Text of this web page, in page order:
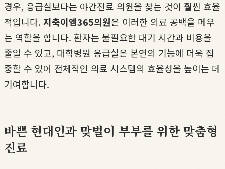
경우, 응급실보다는 야간진료 의원을 찾는 것이 훨씬 효율
적입니다. 지축이엠365의원은 이러한 의료 공백을 메우
는 역할을 합니다. 환자는 불필요한 대기 시간과 비용을
줄일 수 있고, 대학병원 응급실은 본연의 기능에 더욱 집
중할 수 있어 전체적인 의료 시스템의 효율성을 높이는 데
기여합니다.
바쁜 현대인과 맞벌이 부부를 위한 맞춤형
진료